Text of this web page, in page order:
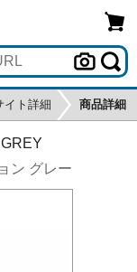
イト詳細 商品詳細
ン グレー